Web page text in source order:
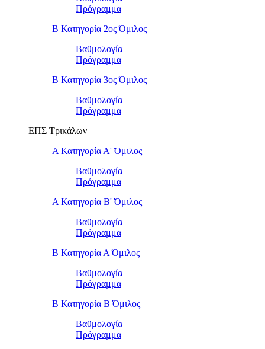
Πρόγραμμα
Β Κατηγορία 2ος Όμιλος
Βαθμολογία
Πρόγραμμα
Β Κατηγορία 3ος Όμιλος
Βαθμολογία
Πρόγραμμα
ΕΠΣ Τρικάλων
Α Κατηγορία Α' Όμιλος
Βαθμολογία
Πρόγραμμα
Α Κατηγορία Β' Όμιλος
Βαθμολογία
Πρόγραμμα
Β Κατηγορία Α Όμιλος
Βαθμολογία
Πρόγραμμα
Β Κατηγορία Β Όμιλος
Βαθμολογία
Πρόγραμμα